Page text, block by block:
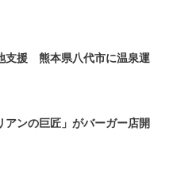
支援 熊本県八代市に温泉運
アンの巨匠」がバーガー店開